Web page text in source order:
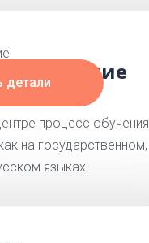
деталиОбучение
процесс обучения
на государственном,
языках